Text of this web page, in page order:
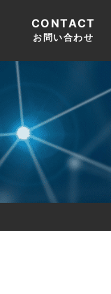
CONTACT
お問い合わせ